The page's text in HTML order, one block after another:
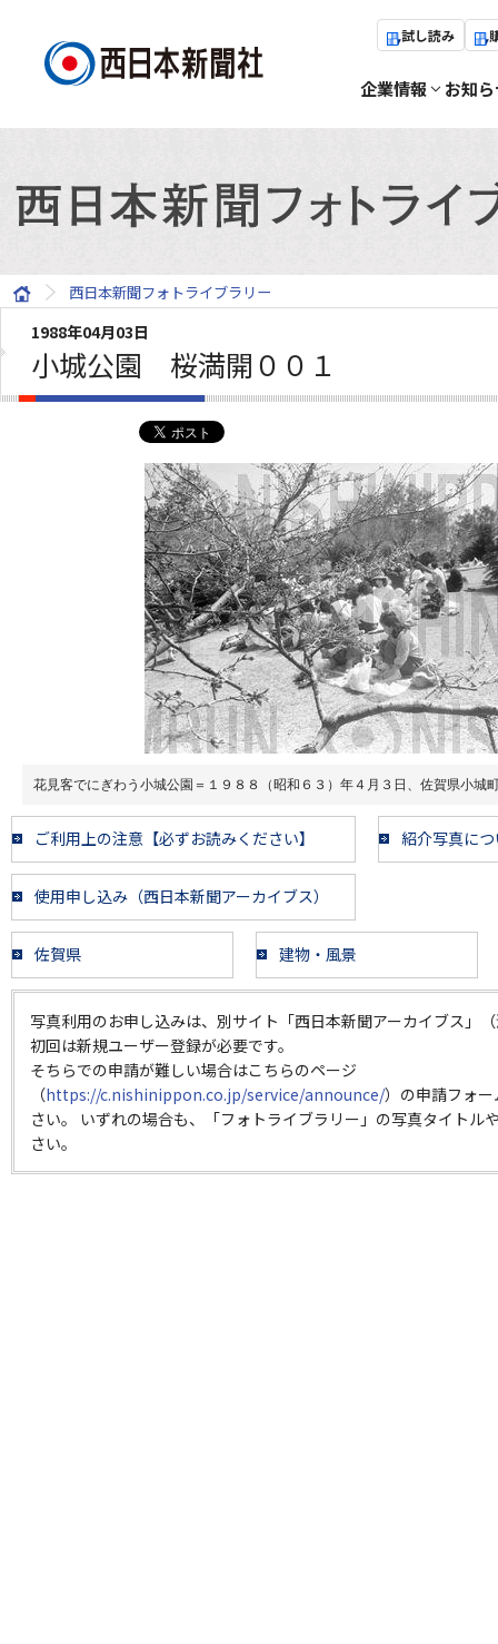
試し読み
企業情報 お知
西日本新聞フォトライブラリー
1988年04月03日
小城公園 桜満開００１
花見客でにぎわう小城公園＝１９８８（昭和６３）年４月３日、佐賀県小城
ご利用上の注意【必ずお読みください】 紹介写真に
使用申し込み（西日本新聞アーカイブス）
佐賀県 建物・風景
写真利用のお申し込みは、別サイト「西日本新聞アーカイブス」
初回は新規ユーザー登録が必要です。
そちらでの申請が難しい場合はこちらのページ
（https://c.nishinippon.co.jp/service/announce/）の申請フォ
さい。 いずれの場合も、「フォトライブラリー」の写真タイトル
さい。